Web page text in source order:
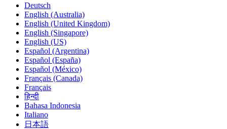
Deutsch
English (Australia)
English (United Kingdom)
English (Singapore)
English (US)
Español (Argentina)
Español (España)
Español (México)
Français (Canada)
Français
हिन्दी
Bahasa Indonesia
Italiano
日本語